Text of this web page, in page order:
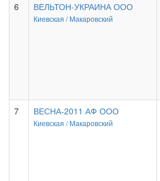
6 ВЕЛЬТОН-УКРАИНА ООО
Киевская /Макаровский
7 ВЕСНА-2011 АФ ООО
Киевская /Макаровский